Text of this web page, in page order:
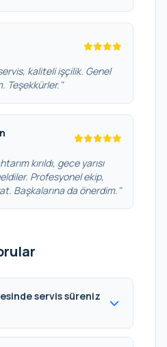
servis, kaliteli işçilik. Genel
Teşekkürler."
kırıldı, gece yarısı
Profesyonel ekip,
Başkalarına da önerdim."
servis süreniz